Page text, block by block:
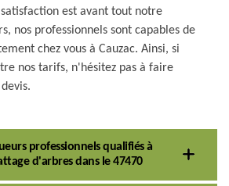
est avant tout notre
nos professionnels sont capables de
chez vous à Cauzac. Ainsi, si
nos tarifs, n'hésitez pas à faire
professionnels qualifiés à
d'arbres dans le 47470